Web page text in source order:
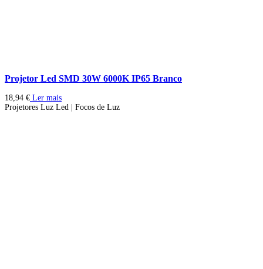
Projetor Led SMD 30W 6000K IP65 Branco
18,94 € Ler mais
Projetores Luz Led | Focos de Luz